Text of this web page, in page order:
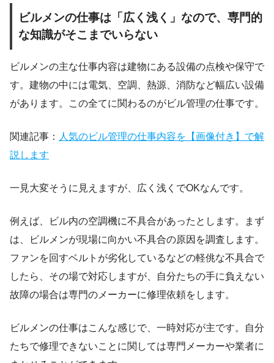
ビルメンの仕事は「広く浅く」なので、専門的
な知識がそこまでいらない
ビルメンの主な仕事内容は建物にある設備の点検や保守で
す。建物の中には電気、空調、熱源、消防など幅広い設備
があります。この全てに関わるのがビル管理の仕事です。
関連記事： 人気のビル管理の仕事内容を【画像付き】で解
説します
一見大変そうに見えますが、広く浅くでOKなんです。
例えば、ビル内の空調機に不具合があったとします。まず
は、ビルメンが現場に向かい不具合の原因を調査します。
ファンを回すベルトが劣化しているなどの軽佻な不具合で
したら、その場で対応しますが、自分たちの手に負えない
故障の場合は専門のメーカーに修理依頼をします。
ビルメンの仕事はこんな感じで、一時対応が主です。自分
たちで修理できないことに関しては専門メーカーや業者に